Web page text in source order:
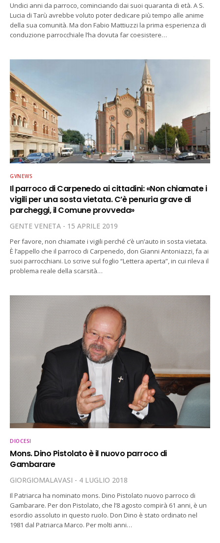
Undici anni da parroco, cominciando dai suoi quaranta di età. A S.
Lucia di Tarù avrebbe voluto poter dedicare più tempo alle anime
della sua comunità. Ma don Fabio Mattiuzzi la prima esperienza di
conduzione parrocchiale l’ha dovuta far coesistere…
GVNEWS
Il parroco di Carpenedo ai cittadini: «Non chiamate i
vigili per una sosta vietata. C’è penuria grave di
parcheggi, il Comune provveda»
GENTE VENETA 15 APRILE 2019
Per favore, non chiamate i vigili perché c’è un’auto in sosta vietata.
È l’appello che il parroco di Carpenedo, don Gianni Antoniazzi, fa ai
suoi parrocchiani. Lo scrive sul foglio “Lettera aperta”, in cui rileva il
problema reale della scarsità…
DIOCESI
Mons. Dino Pistolato è il nuovo parroco di
Gambarare
GIORGIOMALAVASI 4 LUGLIO 2018
Il Patriarca ha nominato mons. Dino Pistolato nuovo parroco di
Gambarare. Per don Pistolato, che l’8 agosto compirà 61 anni, è un
esordio assoluto in questo ruolo. Don Dino è stato ordinato nel
1981 dal Patriarca Marco. Per molti anni…